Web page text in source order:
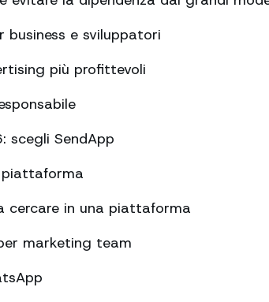
business e sviluppatori
più profittevoli
scegli SendApp
piattaforma
cercare in una piattaforma
marketing team